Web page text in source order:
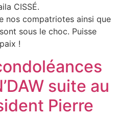
CISSÉ.
nos compatriotes ainsi que
sous le choc. Puisse
!
suite au
Pierre